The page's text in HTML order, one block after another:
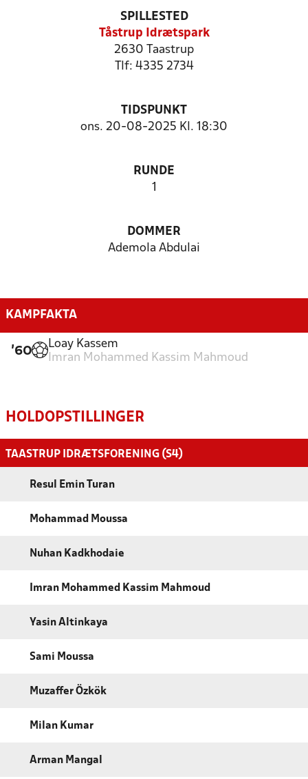
SPILLESTED
Tåstrup Idrætspark
2630 Taastrup
Tlf: 4335 2734
TIDSPUNKT
ons. 20-08-2025 Kl. 18:30
RUNDE
1
DOMMER
Ademola Abdulai
KAMPFAKTA
'60
Loay Kassem
Imran Mohammed Kassim Mahmoud
HOLDOPSTILLINGER
TAASTRUP IDRÆTSFORENING (S4)
Resul Emin Turan
Mohammad Moussa
Nuhan Kadkhodaie
Imran Mohammed Kassim Mahmoud
Yasin Altinkaya
Sami Moussa
Muzaffer Özkök
Milan Kumar
Arman Mangal